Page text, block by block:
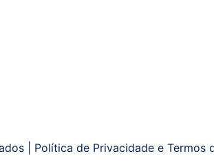
| Política de Privacidade e Termos